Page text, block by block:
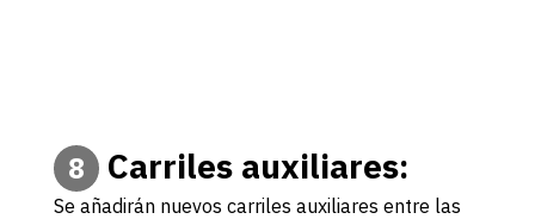
8 Carriles auxiliares:
Se añadirán nuevos carriles auxiliares entre las